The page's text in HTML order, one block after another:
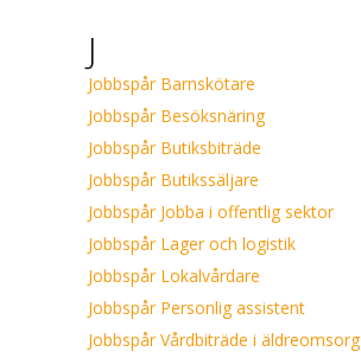
J
Jobbspår Barnskötare
Jobbspår Besöksnäring
Jobbspår Butiksbiträde
Jobbspår Butikssäljare
Jobbspår Jobba i offentlig sektor
Jobbspår Lager och logistik
Jobbspår Lokalvårdare
Jobbspår Personlig assistent
Jobbspår Vårdbiträde i äldreomsorg